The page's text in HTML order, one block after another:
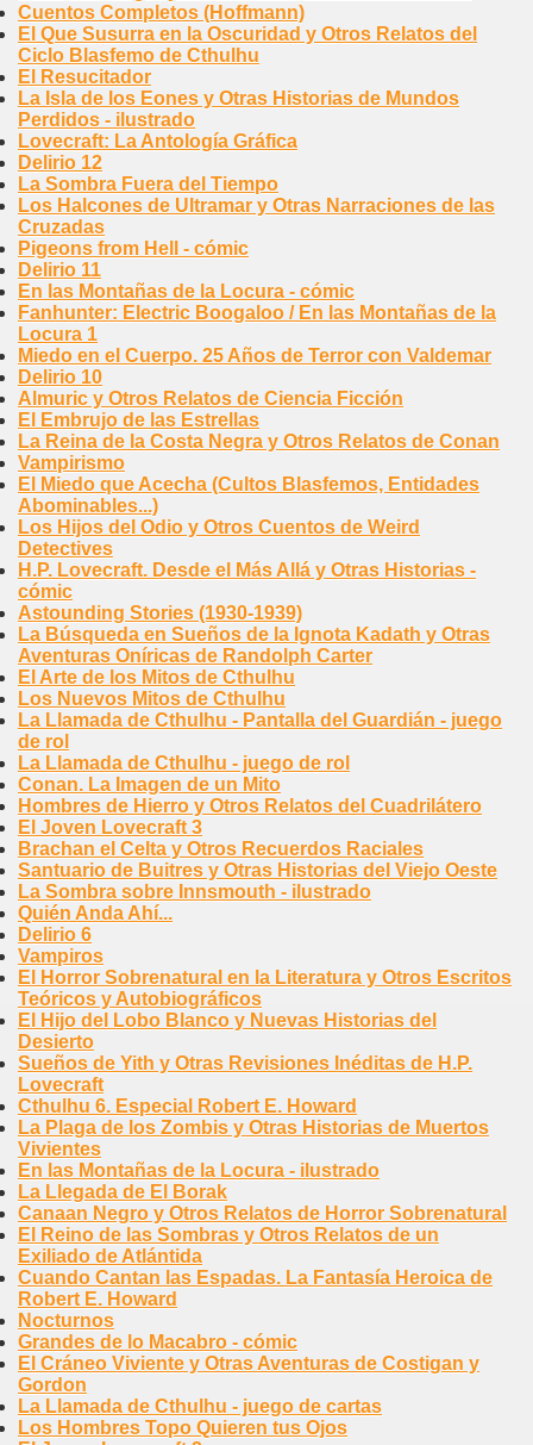
Cuentos Completos (Hoffmann)
El Que Susurra en la Oscuridad y Otros Relatos del
Ciclo Blasfemo de Cthulhu
El Resucitador
La Isla de los Eones y Otras Historias de Mundos
Perdidos - ilustrado
Lovecraft: La Antología Gráfica
Delirio 12
La Sombra Fuera del Tiempo
Los Halcones de Ultramar y Otras Narraciones de las
Cruzadas
Pigeons from Hell - cómic
Delirio 11
En las Montañas de la Locura - cómic
Fanhunter: Electric Boogaloo / En las Montañas de la
Locura 1
Miedo en el Cuerpo. 25 Años de Terror con Valdemar
Delirio 10
Almuric y Otros Relatos de Ciencia Ficción
El Embrujo de las Estrellas
La Reina de la Costa Negra y Otros Relatos de Conan
Vampirismo
El Miedo que Acecha (Cultos Blasfemos, Entidades
Abominables...)
Los Hijos del Odio y Otros Cuentos de Weird
Detectives
H.P. Lovecraft. Desde el Más Allá y Otras Historias -
cómic
Astounding Stories (1930-1939)
La Búsqueda en Sueños de la Ignota Kadath y Otras
Aventuras Oníricas de Randolph Carter
El Arte de los Mitos de Cthulhu
Los Nuevos Mitos de Cthulhu
La Llamada de Cthulhu - Pantalla del Guardián - juego
de rol
La Llamada de Cthulhu - juego de rol
Conan. La Imagen de un Mito
Hombres de Hierro y Otros Relatos del Cuadrilátero
El Joven Lovecraft 3
Brachan el Celta y Otros Recuerdos Raciales
Santuario de Buitres y Otras Historias del Viejo Oeste
La Sombra sobre Innsmouth - ilustrado
Quién Anda Ahí...
Delirio 6
Vampiros
El Horror Sobrenatural en la Literatura y Otros Escritos
Teóricos y Autobiográficos
El Hijo del Lobo Blanco y Nuevas Historias del
Desierto
Sueños de Yith y Otras Revisiones Inéditas de H.P.
Lovecraft
Cthulhu 6. Especial Robert E. Howard
La Plaga de los Zombis y Otras Historias de Muertos
Vivientes
En las Montañas de la Locura - ilustrado
La Llegada de El Borak
Canaan Negro y Otros Relatos de Horror Sobrenatural
El Reino de las Sombras y Otros Relatos de un
Exiliado de Atlántida
Cuando Cantan las Espadas. La Fantasía Heroica de
Robert E. Howard
Nocturnos
Grandes de lo Macabro - cómic
El Cráneo Viviente y Otras Aventuras de Costigan y
Gordon
La Llamada de Cthulhu - juego de cartas
Los Hombres Topo Quieren tus Ojos